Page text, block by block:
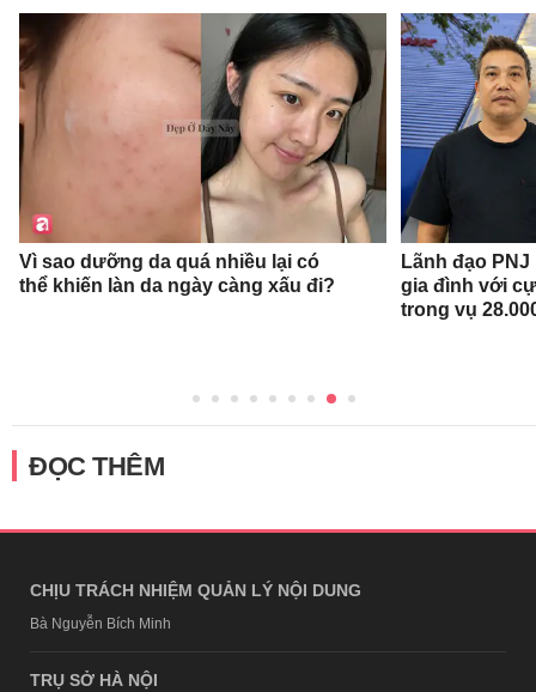
Vì sao dưỡng da quá nhiều lại có
thể khiến làn da ngày càng xấu đi?
Lãnh đạo
gia đình với
trong vụ
ĐỌC THÊM
CHỊU TRÁCH NHIỆM QUẢN LÝ NỘI DUNG
Bà Nguyễn Bích Minh
TRỤ SỞ HÀ NỘI